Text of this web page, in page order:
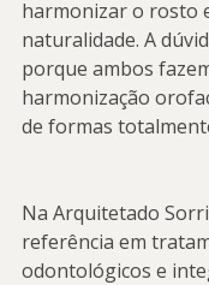
harmonizar o rosto
naturalidade. A
porque ambos
harmonização
de formas
Na Arquitetado
referência em
odontológicos e